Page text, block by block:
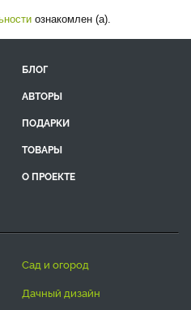
ознакомлен (а).
БЛОГ
АВТОРЫ
ПОДАРКИ
ТОВАРЫ
О ПРОЕКТЕ
сад и огород
дачный дизайн